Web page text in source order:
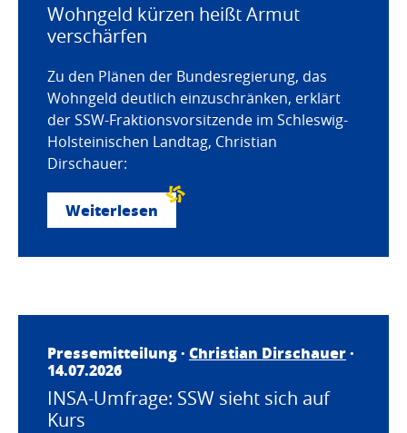
Wohngeld kürzen heißt Armut
verschärfen
Zu den Plänen der Bundesregierung, das
Wohngeld deutlich einzuschränken, erklärt
der SSW-Fraktionsvorsitzende im Schleswig-
Holsteinischen Landtag, Christian
Dirschauer:
Weiterlesen
Pressemitteilung · Christian Dirschauer·
14.07.2026
INSA-Umfrage: SSW sieht sich auf
Kurs